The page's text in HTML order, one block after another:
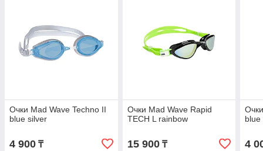
Очки Mad Wave Techno II
blue silver
4 900 ₸
Очки Mad Wave Rapid
TECH L rainbow
15 900₸
blue
4